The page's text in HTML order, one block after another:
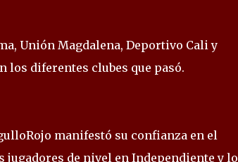
Unión Magdalena, Deportivo Cali y
los diferentes clubes que pasó.
manifestó su confianza en el
de nivel en Independiente y